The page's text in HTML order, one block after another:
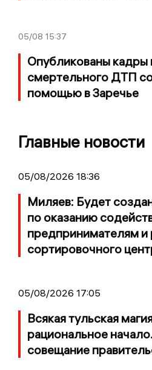
05/08 15:37
Опубликованы кадры
смертельного ДТП
помощью в Заречье
Главные новости
05/08/2026 18:36
Миляев: Будет
по оказанию
предпринимателям и
сортировочного
05/08/2026 17:05
Всякая тульская
рациональное
совещание